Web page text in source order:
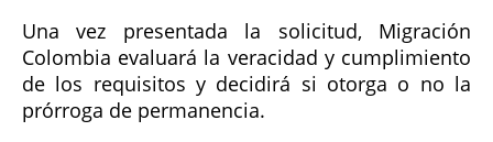
Una vez presentada la solicitud, Migración
Colombia evaluará la veracidad y cumplimiento
de los requisitos y decidirá si otorga o no la
prórroga de permanencia.